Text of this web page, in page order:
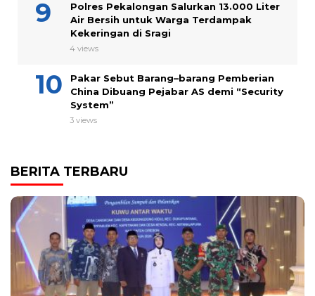
Polres Pekalongan Salurkan 13.000 Liter
Air Bersih untuk Warga Terdampak
Kekeringan di Sragi
4 views
Pakar Sebut Barang–barang Pemberian
China Dibuang Pejabar AS demi “Security
System”
3 views
BERITA TERBARU